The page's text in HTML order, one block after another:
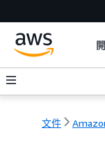
文件